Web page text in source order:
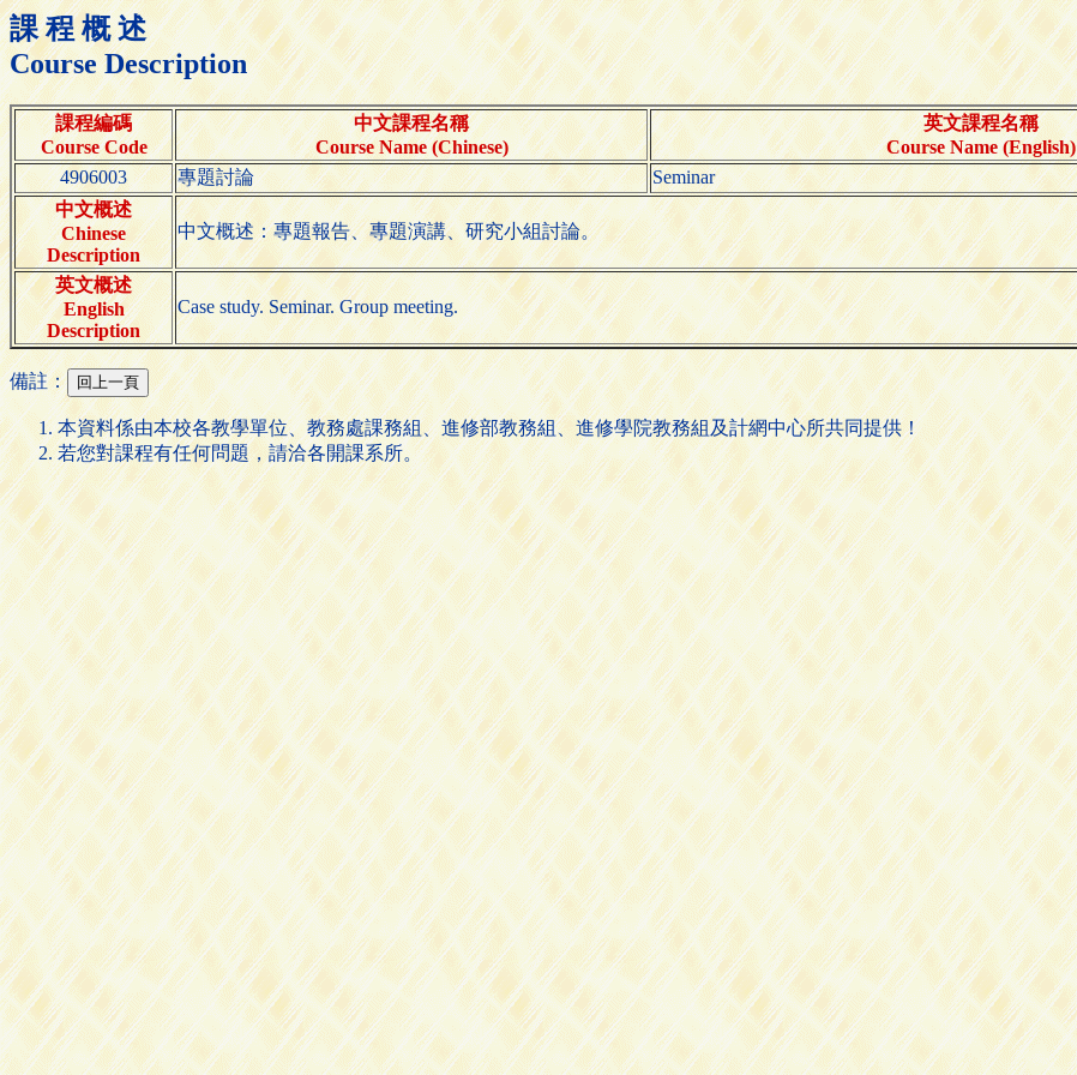
課 程 概 述
Course Description
課程編碼
Course Code
中文課程名稱
Course Name (Chinese)
英文課程名稱
Course Name (English)
4906003
專題討論 Seminar
中文概述
Chinese
Description
中文概述：專題報告、專題演講、研究小組討論。
英文概述
English
Description
Case study. Seminar. Group meeting.
備註：
本資料係由本校各教學單位、教務處課務組、進修部教務組、進修學院教務組及計網中心所共同提供！
若您對課程有任何問題，請洽各開課系所。